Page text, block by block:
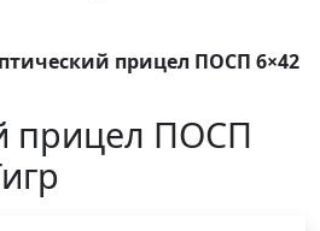
прицел ПОСП 6×42
прицел ПОСП